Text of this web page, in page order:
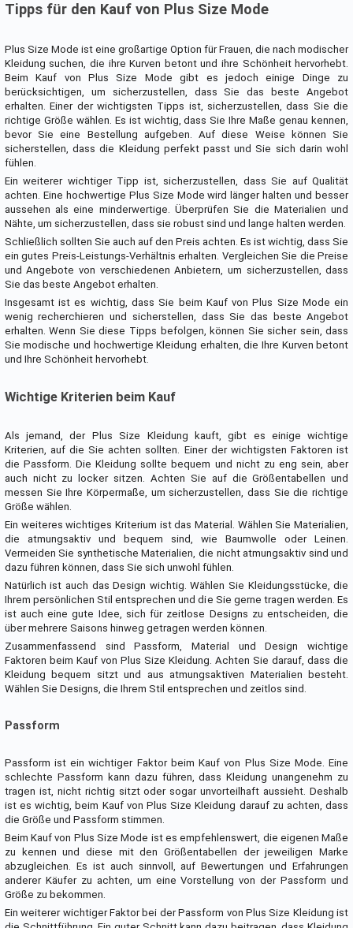
Tipps für den Kauf von Plus Size Mode
Plus Size Mode ist eine großartige Option für Frauen, die nach modischer
Kleidung suchen, die ihre Kurven betont und ihre Schönheit hervorhebt.
Beim Kauf von Plus Size Mode gibt es jedoch einige Dinge zu
berücksichtigen, um sicherzustellen, dass Sie das beste Angebot
erhalten. Einer der wichtigsten Tipps ist, sicherzustellen, dass Sie die
richtige Größe wählen. Es ist wichtig, dass Sie Ihre Maße genau kennen,
bevor Sie eine Bestellung aufgeben. Auf diese Weise können Sie
sicherstellen, dass die Kleidung perfekt passt und Sie sich darin wohl
fühlen.
Ein weiterer wichtiger Tipp ist, sicherzustellen, dass Sie auf Qualität
achten. Eine hochwertige Plus Size Mode wird länger halten und besser
aussehen als eine minderwertige. Überprüfen Sie die Materialien und
Nähte, um sicherzustellen, dass sie robust sind und lange halten werden.
Schließlich sollten Sie auch auf den Preis achten. Es ist wichtig, dass Sie
ein gutes Preis-Leistungs-Verhältnis erhalten. Vergleichen Sie die Preise
und Angebote von verschiedenen Anbietern, um sicherzustellen, dass
Sie das beste Angebot erhalten.
Insgesamt ist es wichtig, dass Sie beim Kauf von Plus Size Mode ein
wenig recherchieren und sicherstellen, dass Sie das beste Angebot
erhalten. Wenn Sie diese Tipps befolgen, können Sie sicher sein, dass
Sie modische und hochwertige Kleidung erhalten, die Ihre Kurven betont
und Ihre Schönheit hervorhebt.
Wichtige Kriterien beim Kauf
Als jemand, der Plus Size Kleidung kauft, gibt es einige wichtige
Kriterien, auf die Sie achten sollten. Einer der wichtigsten Faktoren ist
die Passform. Die Kleidung sollte bequem und nicht zu eng sein, aber
auch nicht zu locker sitzen. Achten Sie auf die Größentabellen und
messen Sie Ihre Körpermaße, um sicherzustellen, dass Sie die richtige
Größe wählen.
Ein weiteres wichtiges Kriterium ist das Material. Wählen Sie Materialien,
die atmungsaktiv und bequem sind, wie Baumwolle oder Leinen.
Vermeiden Sie synthetische Materialien, die nicht atmungsaktiv sind und
dazu führen können, dass Sie sich unwohl fühlen.
Natürlich ist auch das Design wichtig. Wählen Sie Kleidungsstücke, die
Ihrem persönlichen Stil entsprechen und die Sie gerne tragen werden. Es
ist auch eine gute Idee, sich für zeitlose Designs zu entscheiden, die
über mehrere Saisons hinweg getragen werden können.
Zusammenfassend sind Passform, Material und Design wichtige
Faktoren beim Kauf von Plus Size Kleidung. Achten Sie darauf, dass die
Kleidung bequem sitzt und aus atmungsaktiven Materialien besteht.
Wählen Sie Designs, die Ihrem Stil entsprechen und zeitlos sind.
Passform
Passform ist ein wichtiger Faktor beim Kauf von Plus Size Mode. Eine
schlechte Passform kann dazu führen, dass Kleidung unangenehm zu
tragen ist, nicht richtig sitzt oder sogar unvorteilhaft aussieht. Deshalb
ist es wichtig, beim Kauf von Plus Size Kleidung darauf zu achten, dass
die Größe und Passform stimmen.
Beim Kauf von Plus Size Mode ist es empfehlenswert, die eigenen Maße
zu kennen und diese mit den Größentabellen der jeweiligen Marke
abzugleichen. Es ist auch sinnvoll, auf Bewertungen und Erfahrungen
anderer Käufer zu achten, um eine Vorstellung von der Passform und
Größe zu bekommen.
Ein weiterer wichtiger Faktor bei der Passform von Plus Size Kleidung ist